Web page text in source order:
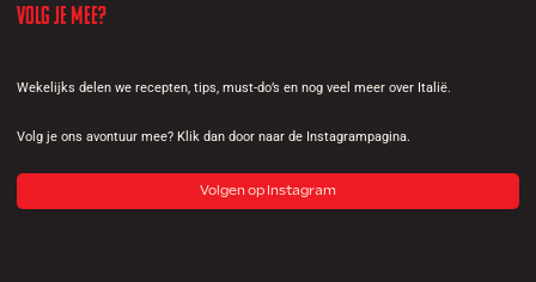
Volg je mee?
Wekelijks delen we recepten, tips, must-do’s en nog veel meer over Italië.
Volg je ons avontuur mee? Klik dan door naar de Instagrampagina.
Volgen op Instagram